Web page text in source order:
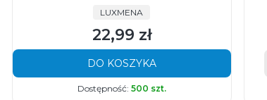
PRODUCENT
LUXMENA
Cena
22,99 zł
DO KOSZYKA
Dostępność: 500 szt.